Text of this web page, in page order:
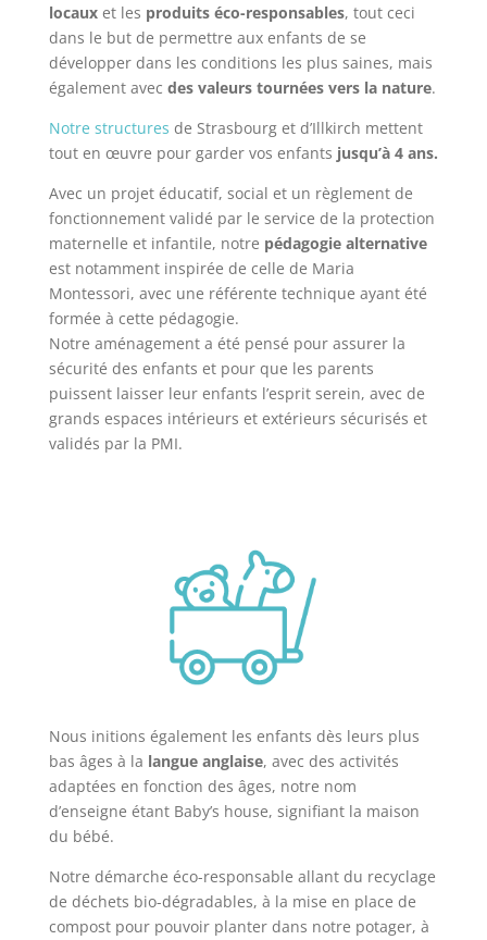
locauxet les produits éco-responsables, tout ceci
dans le but de permettre aux enfants de se
développer dans les conditions les plus saines, mais
également avec des valeurs tournées vers la nature.
Notre structures de Strasbourg et d’Illkirch mettent
tout en œuvre pour garder vos enfants jusqu’à 4 ans.
Avec un projet éducatif, social et un règlement de
fonctionnement validé par le service de la protection
maternelle et infantile, notre pédagogie alternative
est notamment inspirée de celle de Maria
Montessori, avec une référente technique ayant été
formée à cette pédagogie.
Notre aménagement a été pensé pour assurer la
sécurité des enfants et pour que les parents
puissent laisser leur enfants l’esprit serein, avec de
grands espaces intérieurs et extérieurs sécurisés et
validés par la PMI.
Nous initions également les enfants dès leurs plus
bas âges à la langue anglaise, avec des activités
adaptées en fonction des âges, notre nom
d’enseigne étant Baby’s house, signifiant la maison
du bébé.
Notre démarche éco-responsable allant du recyclage
de déchets bio-dégradables, à la mise en place de
compost pour pouvoir planter dans notre potager, à